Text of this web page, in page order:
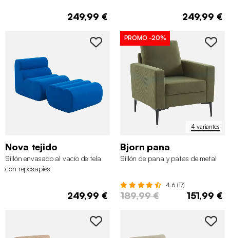
249,99 € 249,99 €
Nova tejido
Sillón envasado al vacío de tela
con reposapiés
249,99 €
4 variantes
PROMO -20%
Bjorn pana
Sillón de pana y patas de metal
4.6 (17)
189,99 € 151,99 €